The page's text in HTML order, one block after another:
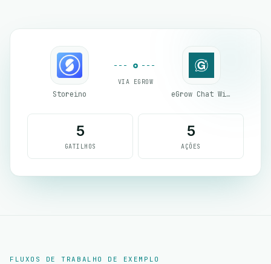
Storeino
VIA EGROW
eGrow Chat Widget
5
GATILHOS
5
AÇÕES
FLUXOS DE TRABALHO DE EXEMPLO